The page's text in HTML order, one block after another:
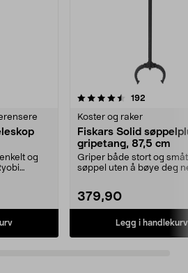
og
192
Koster og raker
Fiskars Solid
gripetang, 87,5 cm
Griper både stort og
søppel uten å bøye deg
379,90
Legg i handlekurv
5.0 av 5 stjerner